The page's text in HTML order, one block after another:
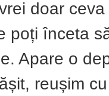
doar
poți înceta
Apare o
reușim